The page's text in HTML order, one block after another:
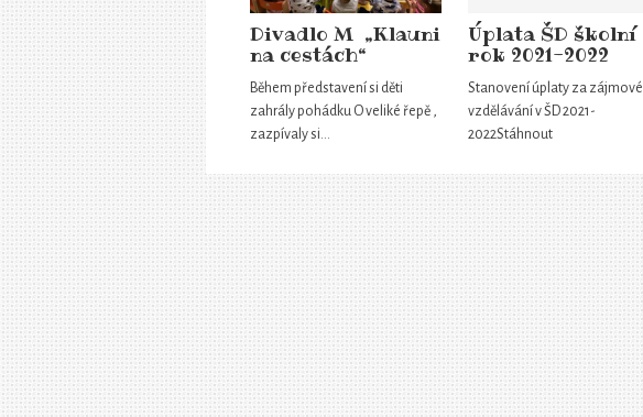
Divadlo M „Klauni
na cestách“
Během představení si děti
zahrály pohádku O veliké řepě ,
zazpívaly si…
Úplata ŠD školní
rok 2021-2022
Stanovení úplaty za zájmové
vzdělávání v ŠD 2021-
2022Stáhnout